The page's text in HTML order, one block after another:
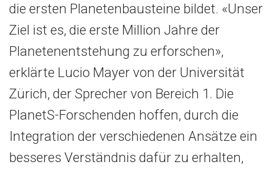
die ersten Planetenbausteine bildet. «Unser
Ziel ist es, die erste Million Jahre der
Planetenentstehung zu erforschen»,
erklärte Lucio Mayer von der Universität
Zürich, der Sprecher von Bereich 1. Die
PlanetS-Forschenden hoffen, durch die
Integration der verschiedenen Ansätze ein
besseres Verständnis dafür zu erhalten,